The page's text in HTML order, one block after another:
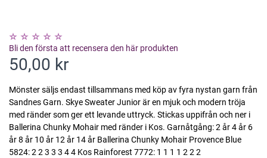
Bli den första att recensera den här produkten
50,00 kr
Mönster säljs endast tillsammans med köp av fyra nystan garn från
Sandnes Garn. Skye Sweater Junior är en mjuk och modern tröja
med ränder som ger ett levande uttryck. Stickas uppifrån och ner i
Ballerina Chunky Mohair med ränder i Kos. Garnåtgång: 2 år 4 år 6
år 8 år 10 år 12 år 14 år Ballerina Chunky Mohair Provence Blue
5824: 2 2 3 3 3 4 4 Kos Rainforest 7772: 1 1 1 1 2 2 2